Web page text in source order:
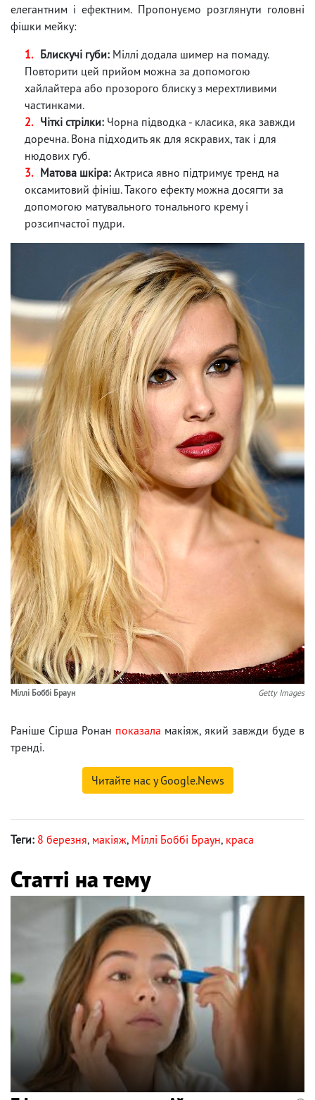
елегантним і ефектним. Пропонуємо розглянути головні
фішки мейку:
Блискучі губи: Міллі додала шимер на помаду.
Повторити цей прийом можна за допомогою
хайлайтера або прозорого блиску з мерехтливими
частинками.
Чіткі стрілки: Чорна підводка - класика, яка завжди
доречна. Вона підходить як для яскравих, так і для
нюдових губ.
Матова шкіра: Актриса явно підтримує тренд на
оксамитовий фініш. Такого ефекту можна досягти за
допомогою матувального тонального крему і
розсипчастої пудри.
Міллі Боббі Браун Getty Images
Раніше Сірша Ронан показала макіяж, який завжди буде в
тренді.
Читайте нас у Google.News
Теги: 8 березня, макіяж, Міллі Боббі Браун, краса
Статті на тему